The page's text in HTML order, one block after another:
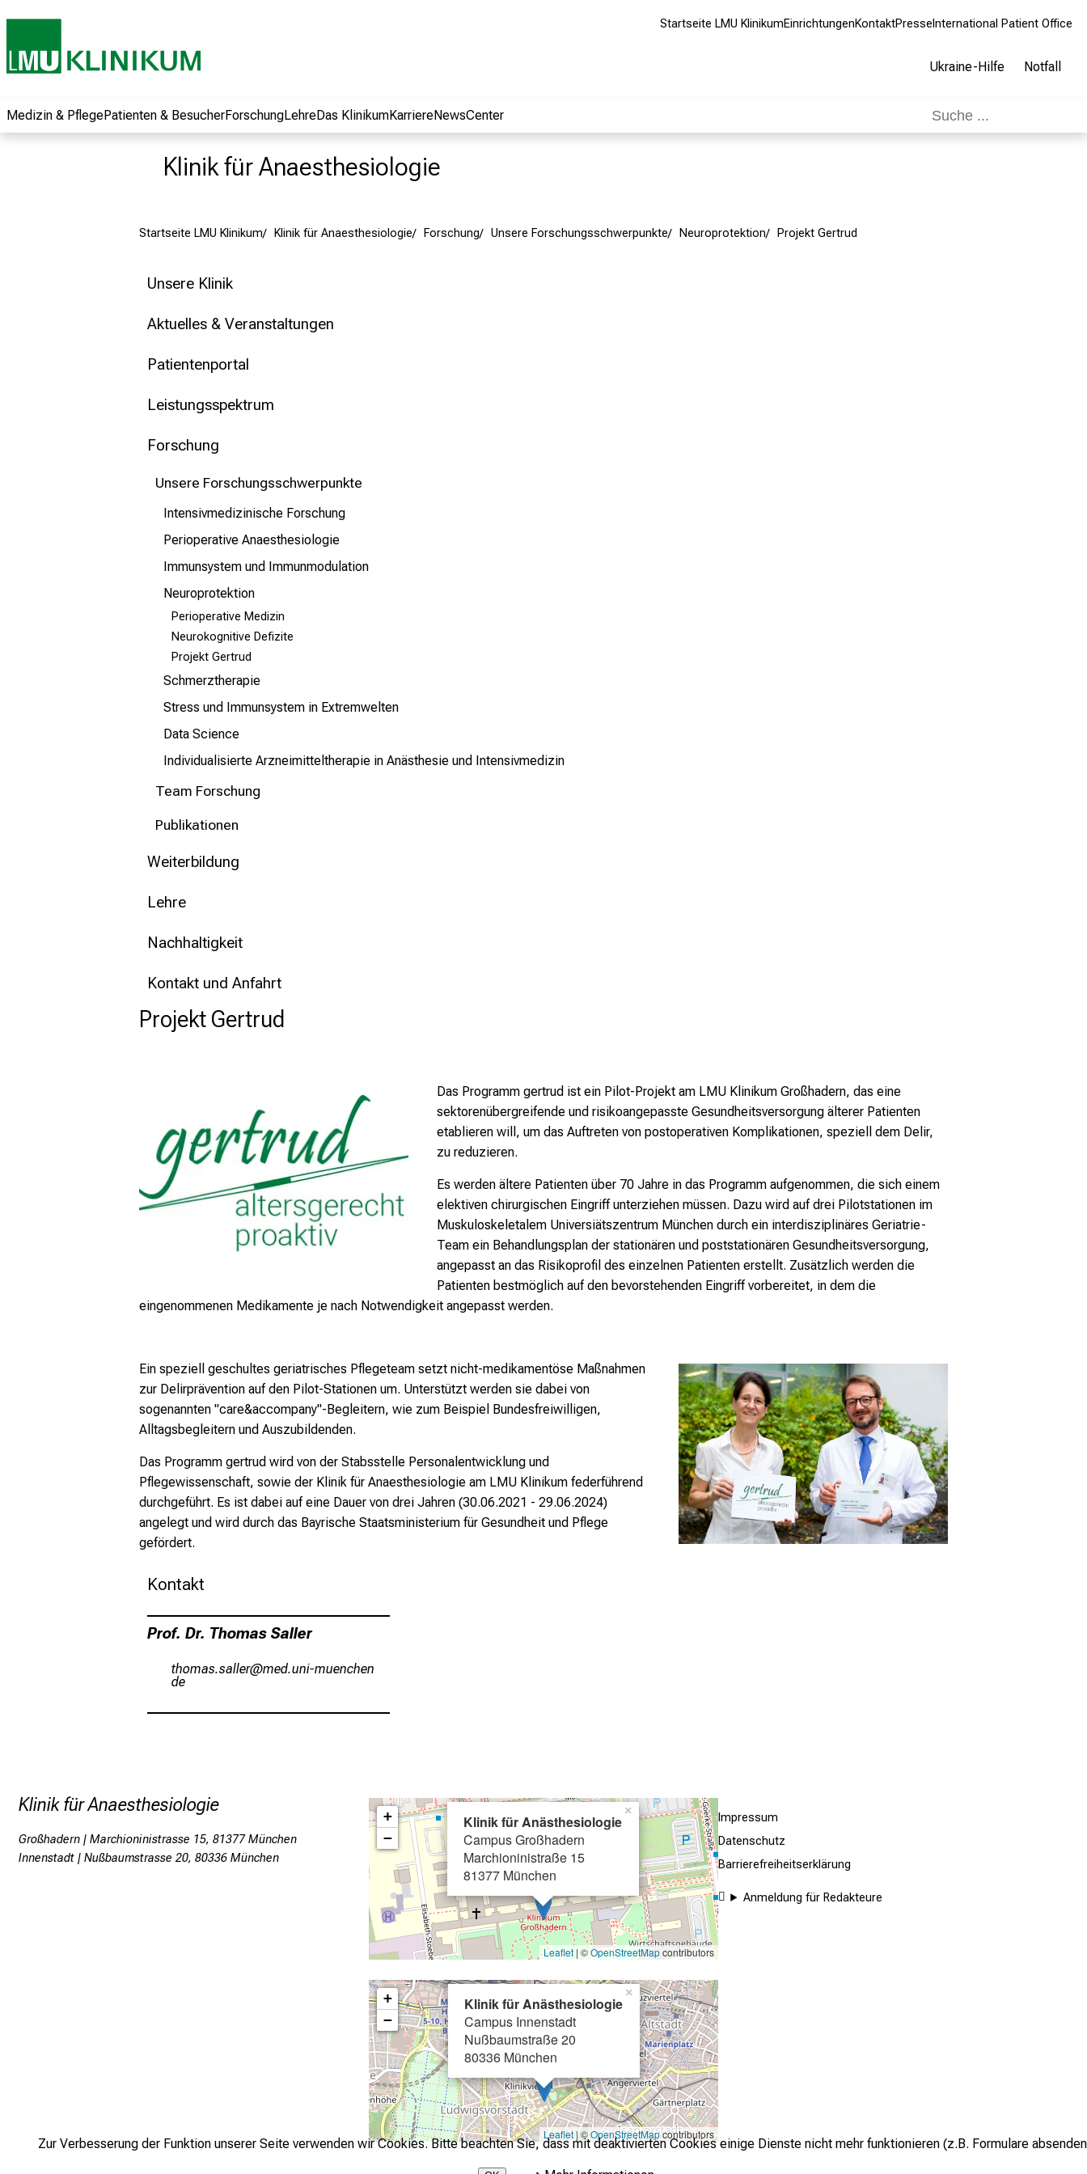
Zur Verbesserung der Funktion unserer Seite verwenden wir Cookies. Bitte beachten Sie, dass mit deaktivierten Cookies einige Dienste nicht mehr funktionieren (z.B. Formulare
Startseite LMU KlinikumEinrichtungenKontaktPresse International Patient Office
Ukraine-Hilfe Notfall
Medizin & PflegePatienten & BesucherForschungLehreDas KlinikumKarriereNewsCenter
Klinik für Anaesthesiologie
Startseite LMU Klinikum Klinik für Anaesthesiologie Forschung Unsere Forschungsschwerpunkte Neuroprotektion Projekt Gertrud
Unsere Klinik
Aktuelles & Veranstaltungen
Patientenportal
Leistungsspektrum
Forschung
Unsere Forschungsschwerpunkte
Intensivmedizinische Forschung
Perioperative Anaesthesiologie
Immunsystem und Immunmodulation
Neuroprotektion
Perioperative Medizin
Neurokognitive Defizite
Projekt Gertrud
Schmerztherapie
Stress und Immunsystem in Extremwelten
Data Science
Individualisierte Arzneimitteltherapie in Anästhesie und Intensivmedizin
Team Forschung
Publikationen
Weiterbildung
Lehre
Nachhaltigkeit
Kontakt und Anfahrt
Projekt Gertrud
Das Programm gertrud ist ein Pilot-Projekt am LMU Klinikum Großhadern, das eine
sektorenübergreifende und risikoangepasste Gesundheitsversorgung älterer Patienten
etablieren will, um das Auftreten von postoperativen Komplikationen, speziell dem Delir,
zu reduzieren.
Es werden ältere Patienten über 70 Jahre in das Programm aufgenommen, die sich einem
elektiven chirurgischen Eingriff unterziehen müssen. Dazu wird auf drei Pilotstationen im
Muskuloskeletalem Universiätszentrum München durch ein interdisziplinäres Geriatrie-
Team ein Behandlungsplan der stationären und poststationären Gesundheitsversorgung,
angepasst an das Risikoprofil des einzelnen Patienten erstellt. Zusätzlich werden die
Patienten bestmöglich auf den bevorstehenden Eingriff vorbereitet, in dem die
eingenommenen Medikamente je nach Notwendigkeit angepasst werden.
Ein speziell geschultes geriatrisches Pflegeteam setzt nicht-medikamentöse Maßnahmen
zur Delirprävention auf den Pilot-Stationen um. Unterstützt werden sie dabei von
sogenannten "care&accompany"-Begleitern, wie zum Beispiel Bundesfreiwilligen,
Alltagsbegleitern und Auszubildenden.
Das Programm gertrud wird von der Stabsstelle Personalentwicklung und
Pflegewissenschaft, sowie der Klinik für Anaesthesiologie am LMU Klinikum federführend
durchgeführt. Es ist dabei auf eine Dauer von drei Jahren (30.06.2021 - 29.06.2024)
angelegt und wird durch das Bayrische Staatsministerium für Gesundheit und Pflege
gefördert.
Kontakt
Prof. Dr. Thomas Saller
bzüvgc-cgääip
vim ful_vfiuyziu
mi
Informationen zu
Jobs, Ausbildungen
Weiterbildungen.
Kommen Sie
begeistern – ganz
ohne Anmeldung.
mehr Informationen
Klinik für Anaesthesiologie
Großhadern | Marchioninistrasse 15, 81377 München
Innenstadt | Nußbaumstrasse 20, 80336 München
Klinik für Anästhesiologie
Campus Großhadern
Marchioninistraße 15
81377 München
×
+
−
Leaflet | ©OpenStreetMapcontributors
Klinik für Anästhesiologie
Campus Innenstadt
Nußbaumstraße 20
80336 München
×
+
−
Leaflet| ©OpenStreetMapcontributors
Impressum
Datenschutz
Barrierefreiheitserklärung
Anmeldung für Redakteure